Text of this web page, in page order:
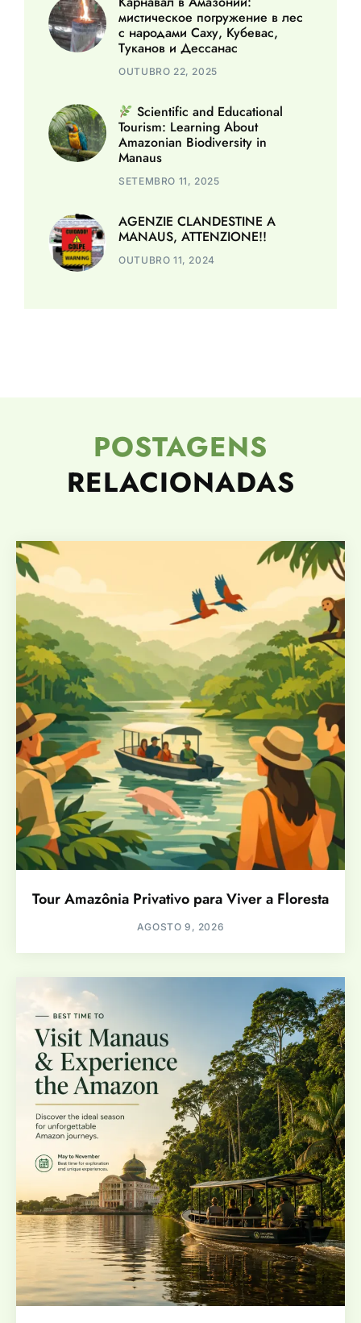
мистическое погружение в лес
с народами Саху, Кубевас,
Туканов и Дессанас
OUTUBRO 22, 2025
Scientific and Educational
Tourism: Learning About
Amazonian Biodiversity in
Manaus
SETEMBRO 11, 2025
AGENZIE CLANDESTINE A
MANAUS, ATTENZIONE!!
OUTUBRO 11, 2024
POSTAGENS
RELACIONADAS
Tour Amazônia Privativo para Viver a Floresta
AGOSTO 9, 2026